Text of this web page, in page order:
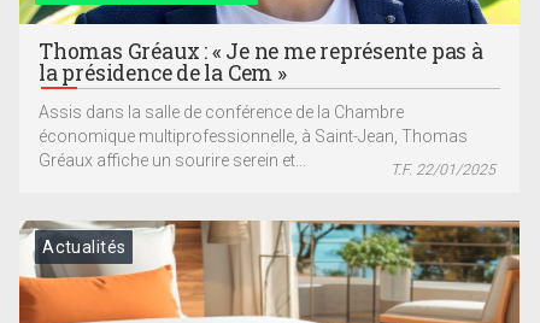
Thomas Gréaux : « Je ne me représente pas à
la présidence de la Cem »
Assis dans la salle de conférence de la Chambre
économique multiprofessionnelle, à Saint-Jean, Thomas
Gréaux affiche un sourire serein et...
T.F. 22/01/2025
Actualités